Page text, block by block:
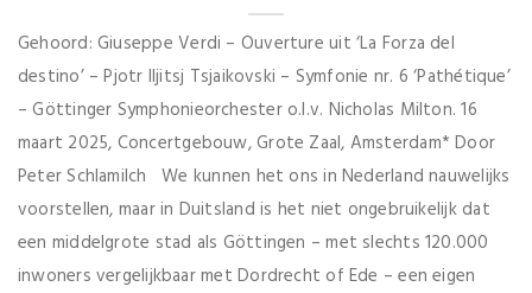
Gehoord: Giuseppe Verdi – Ouverture uit ‘La Forza del
destino’ – Pjotr Iljitsj Tsjaikovski – Symfonie nr. 6 ‘Pathétique’
– Göttinger Symphonieorchester o.l.v. Nicholas Milton. 16
maart 2025, Concertgebouw, Grote Zaal, Amsterdam* Door
Peter Schlamilch We kunnen het ons in Nederland nauwelijks
voorstellen, maar in Duitsland is het niet ongebruikelijk dat
een middelgrote stad als Göttingen – met slechts 120.000
inwoners vergelijkbaar met Dordrecht of Ede – een eigen